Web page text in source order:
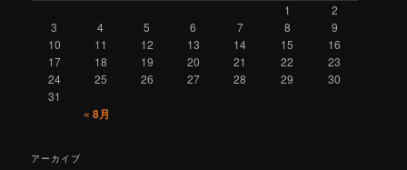
1
2
3
4 5 6 7 8
9
10
11 12 13 14 15
16
17
18 19 20 21 22
23
24
25 26 27 28 29
30
31
« 8月
アーカイブ